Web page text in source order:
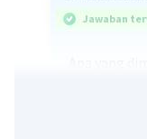
Jawaban
Bumi pada